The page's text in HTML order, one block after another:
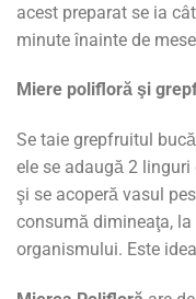
acest preparat se ia
minute înainte de
Miere polifloră şi
Se taie grepfruitul
ele se adaugă 2
şi se acoperă vasul
consumă dimineaţa,
organismului. Este